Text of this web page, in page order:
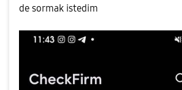
de sormak istedim